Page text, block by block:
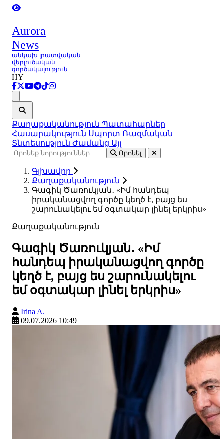
Aurora
News
անկախ լրատվական-
վերլուծական
գործակալություն
HY
Քաղաքականություն Պատահարներ
Հասարակություն Սպորտ Ռազմական
Տնտեսություն Ժամանց Այլ
Որոնել
Գլխավոր
Քաղաքականություն
Գագիկ Ծառուկյան․ «Իմ հանդեպ
իրականացվող գործը կեղծ է, բայց ես
շարունակելու եմ օգտակար լինել երկրիս»
Քաղաքականություն
Գագիկ Ծառուկյան․ «Իմ
հանդեպ իրականացվող գործը
կեղծ է, բայց ես շարունակելու
եմ օգտակար լինել երկրիս»
Irina A.
09.07.2026 10:49